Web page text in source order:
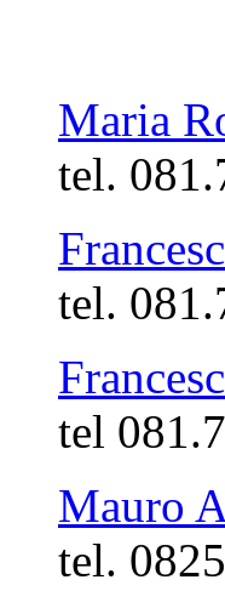
Maria
tel.
tel.
tel
Mauro
tel.